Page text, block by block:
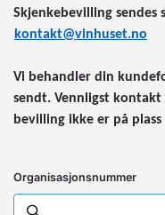
Skjenkebevilling sendes
kontakt@vinhuset.no
Vi behandler din
sendt. Vennligst
bevilling ikke er på plass
Organisasjonsnummer